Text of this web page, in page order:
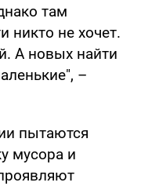
там
никто не хочет.
А новых найти
–
пытаются
мусора и